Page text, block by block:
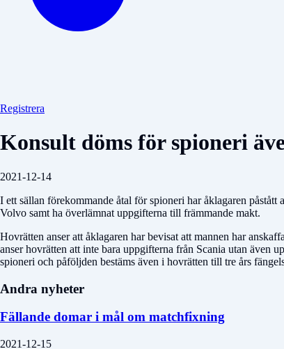
Registrera
Konsult döms för spioneri
2021-12-14
I ett sällan förekommande åtal för spioneri har åklagaren
Volvo samt ha överlämnat uppgifterna till främmande makt.
Hovrätten anser att åklagaren har bevisat att mannen har
anser hovrätten att inte bara uppgifterna från Scania utan även
spioneri och påföljden bestäms även i hovrätten till tre års
Andra nyheter
Fällande domar i mål om matchfixning
2021-12-15